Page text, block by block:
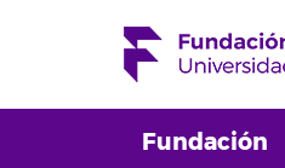
Fundación